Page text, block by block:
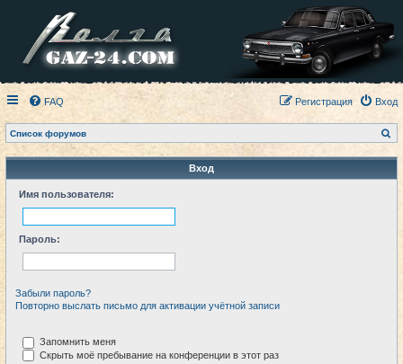
FAQ Вход
Регистрация
Список форумов
о
с
Вход
Имя пользователя:
Пароль:
Забыли пароль?
Повторно выслать письмо для активации учётной записи
Запомнить меня
Скрыть моё пребывание на конференции в этот раз